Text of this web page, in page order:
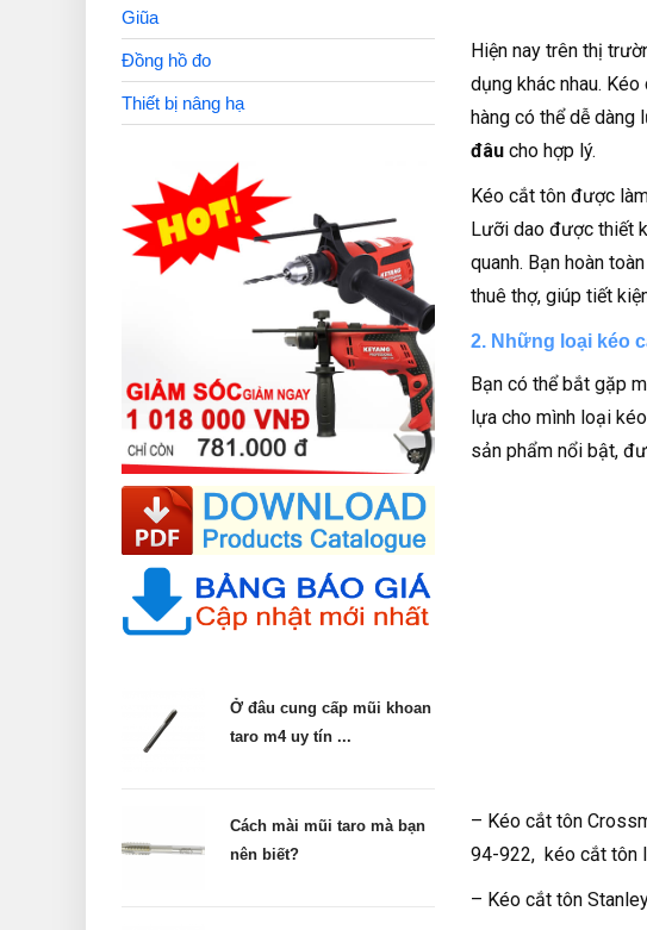
Hiện nay trên thị
dụng khác nhau.
hàng có thể dễ dàng
đâucho hợp lý.
Kéo cắt tôn được
Lưỡi dao được thiết
quanh. Bạn hoàn
thuê thợ, giúp tiết
2. Những loại kéo
Bạn có thể bắt gặp
lựa cho mình loại
sản phẩm nổi bật,
– Kéo cắt tôn
94-922, kéo cắt tôn
– Kéo cắt tôn
Giũa
Đồng hồ đo
Thiết bị nâng hạ
Ở đâu cung cấp mũi khoan
taro m4 uy tín ...
Cách mài mũi taro mà bạn
nên biết?